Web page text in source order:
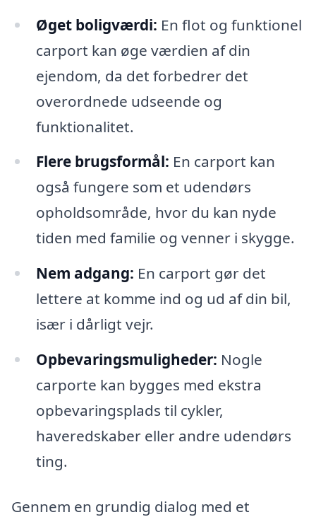
Øget boligværdi: En flot og funktionel
carport kan øge værdien af din
ejendom, da det forbedrer det
overordnede udseende og
funktionalitet.
Flere brugsformål: En carport kan
også fungere som et udendørs
opholdsområde, hvor du kan nyde
tiden med familie og venner i skygge.
Nem adgang: En carport gør det
lettere at komme ind og ud af din bil,
især i dårligt vejr.
Opbevaringsmuligheder: Nogle
carporte kan bygges med ekstra
opbevaringsplads til cykler,
haveredskaber eller andre udendørs
ting.
Gennem en grundig dialog med et